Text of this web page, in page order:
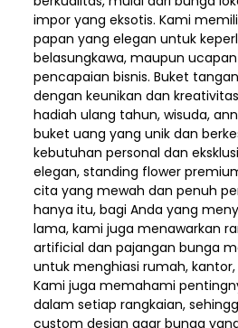
impor yang eksotis. Kami
papan yang elegan untuk
belasungkawa, maupun
pencapaian bisnis. Buket
dengan keunikan dan
hadiah ulang tahun, wisuda,
buket uang yang unik dan
kebutuhan personal dan
elegan, standing flower
cita yang mewah dan penuh
hanya itu, bagi Anda yang
lama, kami juga menawarkan
artificial dan pajangan bunga
untuk menghiasi rumah,
Kami juga memahami
dalam setiap rangkaian,
custom design agar bunga